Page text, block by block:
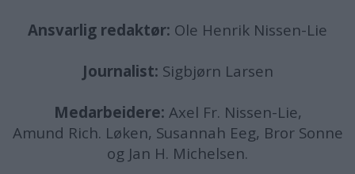
Ansvarlig redaktør: Ole Henrik Nissen-Lie
Journalist: Sigbjørn Larsen
Medarbeidere: Axel Fr. Nissen-Lie,
Amund Rich. Løken, Susannah Eeg, Bror Sonne
og Jan H. Michelsen.